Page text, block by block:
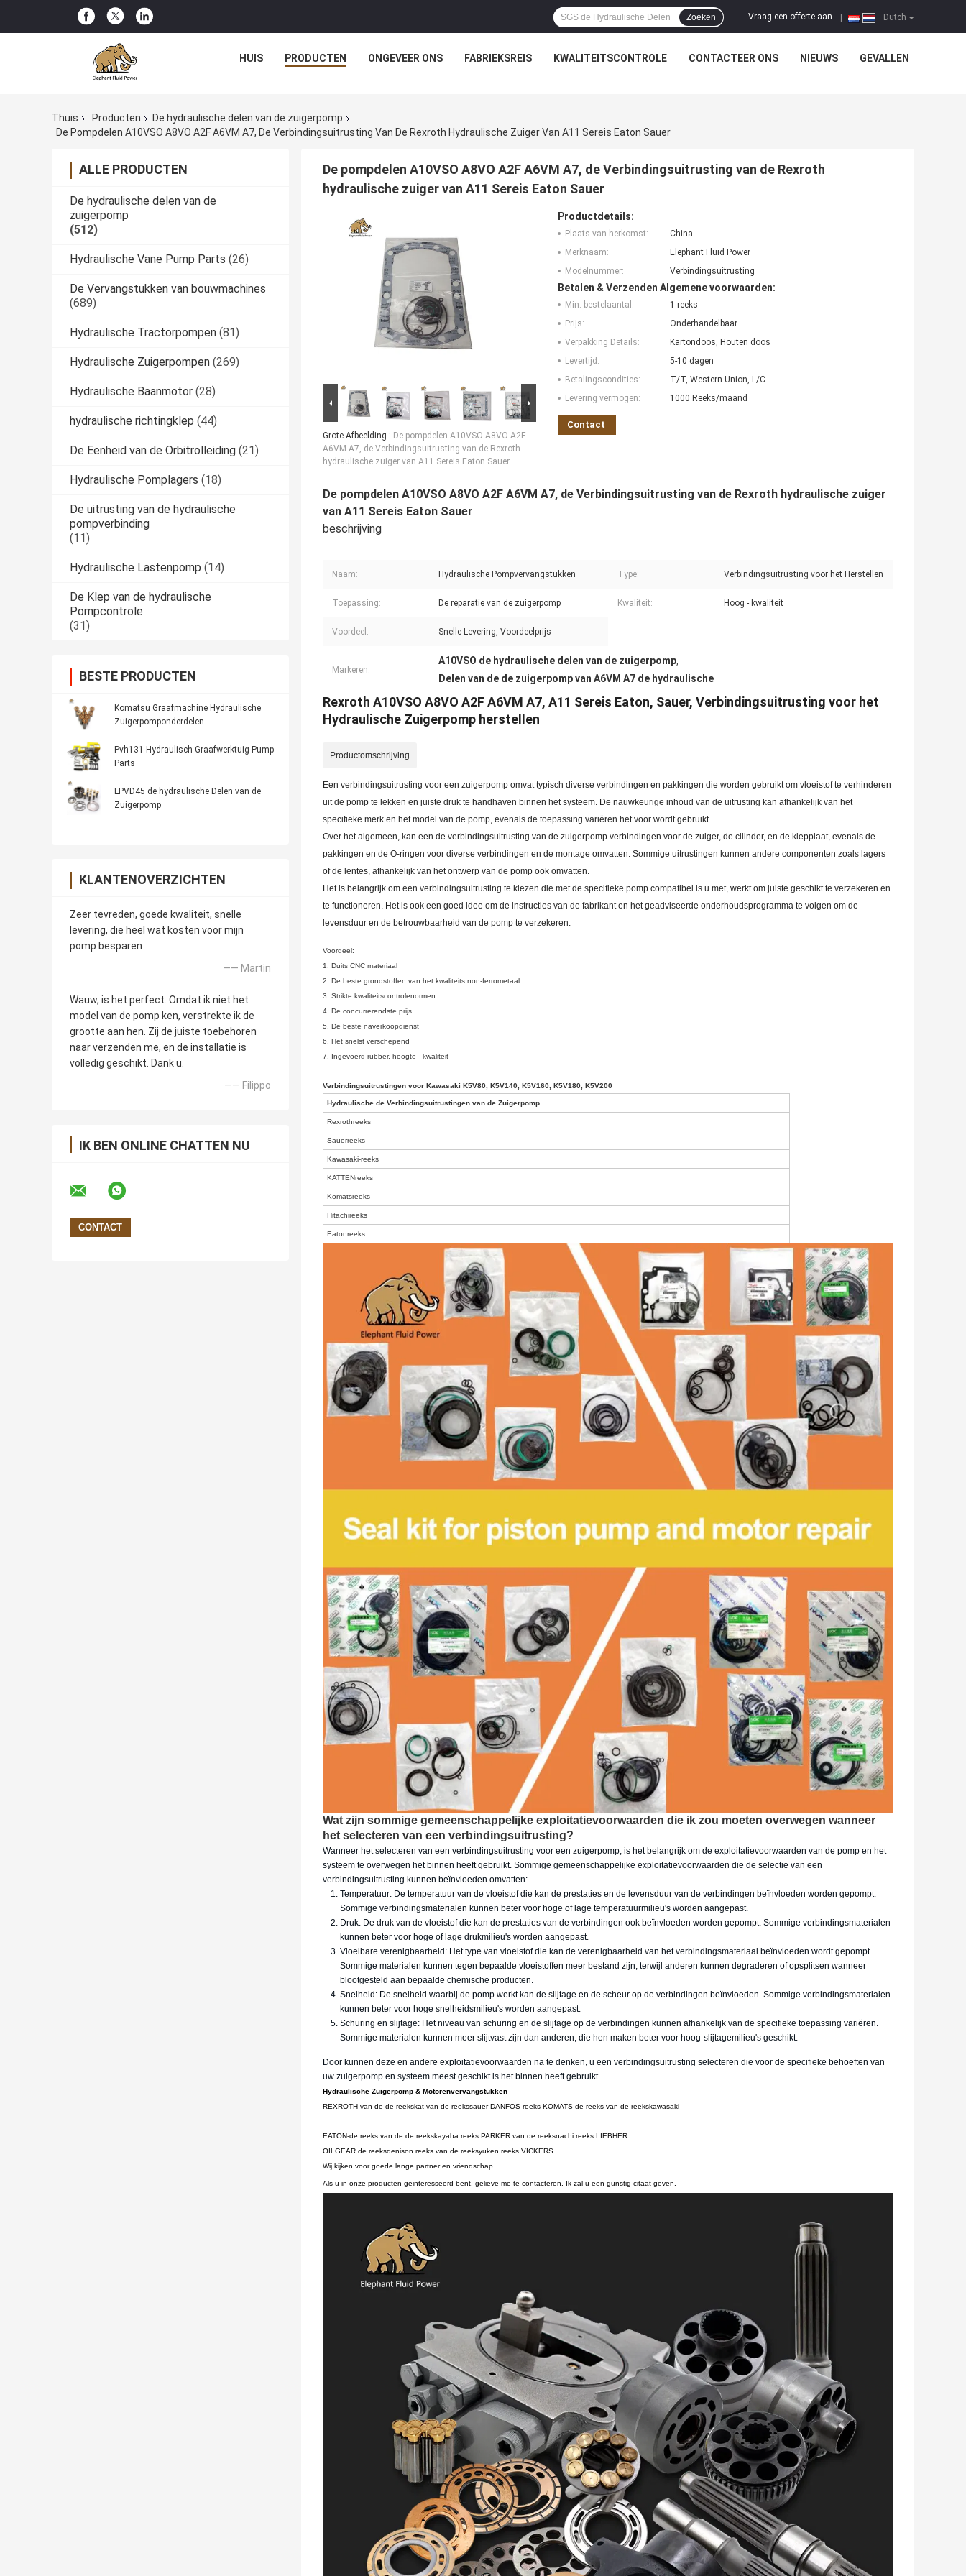
Dutch
Vraag een offerte aan
Zoeken
HUIS PRODUCTEN ONGEVEER ONS FABRIEKSREIS KWALITEITSCONTROLE CONTACTEER ONS NIEUWS GEVALLEN
Thuis Producten
De hydraulische delen van de zuigerpomp
De Pompdelen A10VSO A8VO A2F A6VM A7, De Verbindingsuitrusting Van De Rexroth Hydraulische Zuiger Van A11 Sereis Eaton Sauer
ALLE PRODUCTEN
De hydraulische delen van de
zuigerpomp
(512)
Hydraulische Vane Pump Parts (26)
De Vervangstukken van bouwmachines
(689)
Hydraulische Tractorpompen (81)
Hydraulische Zuigerpompen (269)
Hydraulische Baanmotor (28)
hydraulische richtingklep (44)
De Eenheid van de Orbitrolleiding (21)
Hydraulische Pomplagers (18)
De uitrusting van de hydraulische
pompverbinding
(11)
Hydraulische Lastenpomp (14)
De Klep van de hydraulische
Pompcontrole
(31)
BESTE PRODUCTEN
Komatsu Graafmachine Hydraulische
Zuigerpomponderdelen
Pvh131 Hydraulisch Graafwerktuig Pump
Parts
LPVD45 de hydraulische Delen van de
Zuigerpomp
KLANTENOVERZICHTEN
Zeer tevreden, goede kwaliteit, snelle
levering, die heel wat kosten voor mijn
pomp besparen
—— Martin
Wauw, is het perfect. Omdat ik niet het
model van de pomp ken, verstrekte ik de
grootte aan hen. Zij de juiste toebehoren
naar verzenden me, en de installatie is
volledig geschikt. Dank u.
—— Filippo
IK BEN ONLINE CHATTEN NU
De pompdelen A10VSO A8VO A2F A6VM A7, de Verbindingsuitrusting van de Rexroth
hydraulische zuiger van A11 Sereis Eaton Sauer
Grote Afbeelding : De pompdelen A10VSO A8VO A2F
A6VM A7, de Verbindingsuitrusting van de Rexroth
hydraulische zuiger van A11 Sereis Eaton Sauer
Productdetails:
Plaats van herkomst:
China
Merknaam:
Elephant Fluid Power
Modelnummer:
Verbindingsuitrusting
Betalen & Verzenden Algemene voorwaarden:
Min. bestelaantal:
1 reeks
Prijs:
Onderhandelbaar
Verpakking Details:
Kartondoos, Houten doos
Levertijd:
5-10 dagen
Betalingscondities:
T/T, Western Union, L/C
Levering vermogen:
1000 Reeks/maand
Contact
De pompdelen A10VSO A8VO A2F A6VM A7, de Verbindingsuitrusting van de Rexroth hydraulische zuiger
van A11 Sereis Eaton Sauer
beschrijving
Naam: Hydraulische Pompvervangstukken Type: Verbindingsuitrusting voor het Herstellen
Toepassing: De reparatie van de zuigerpomp Kwaliteit: Hoog - kwaliteit
Voordeel: Snelle Levering, Voordeelprijs
Markeren:
A10VSO de hydraulische delen van de zuigerpomp
Delen van de de zuigerpomp van A6VM A7 de hydraulische
Rexroth A10VSO A8VO A2F A6VM A7, A11 Sereis Eaton, Sauer, Verbindingsuitrusting voor het
Hydraulische Zuigerpomp herstellen
Productomschrijving
Een verbindingsuitrusting voor een zuigerpomp omvat typisch diverse verbindingen en pakkingen die worden gebruikt om vloeistof te verhinderen
uit de pomp te lekken en juiste druk te handhaven binnen het systeem. De nauwkeurige inhoud van de uitrusting kan afhankelijk van het
specifieke merk en het model van de pomp, evenals de toepassing variëren het voor wordt gebruikt.
Over het algemeen, kan een de verbindingsuitrusting van de zuigerpomp verbindingen voor de zuiger, de cilinder, en de klepplaat, evenals de
pakkingen en de O-ringen voor diverse verbindingen en de montage omvatten. Sommige uitrustingen kunnen andere componenten zoals lagers
of de lentes, afhankelijk van het ontwerp van de pomp ook omvatten.
Het is belangrijk om een verbindingsuitrusting te kiezen die met de specifieke pomp compatibel is u met, werkt om juiste geschikt te verzekeren en
te functioneren. Het is ook een goed idee om de instructies van de fabrikant en het geadviseerde onderhoudsprogramma te volgen om de
levensduur en de betrouwbaarheid van de pomp te verzekeren.
Voordeel:
1. Duits CNC materiaal
2. De beste grondstoffen van het kwaliteits non-ferrometaal
3. Strikte kwaliteitscontrolenormen
4. De concurrerendste prijs
5. De beste naverkoopdienst
6. Het snelst verschepend
7. Ingevoerd rubber, hoogte - kwaliteit
Verbindingsuitrustingen voor Kawasaki K5V80, K5V140, K5V160, K5V180, K5V200
Hydraulische de Verbindingsuitrustingen van de Zuigerpomp
Rexrothreeks
Sauerreeks
Kawasaki-reeks
KATTENreeks
Komatsreeks
Hitachireeks
Eatonreeks
Wat zijn sommige gemeenschappelijke exploitatievoorwaarden die ik zou moeten overwegen wanneer
het selecteren van een verbindingsuitrusting?
Wanneer het selecteren van een verbindingsuitrusting voor een zuigerpomp , is het belangrijk om de exploitatievoorwaarden van de pomp en het
systeem te overwegen het binnen heeft gebruikt. Sommige gemeenschappelijke exploitatievoorwaarden die de selectie van een
verbindingsuitrusting kunnen beïnvloeden omvatten:
Temperatuur: De temperatuur van de vloeistof die kan de prestaties en de levensduur van de verbindingen beïnvloeden worden gepompt.
Sommige verbindingsmaterialen kunnen beter voor hoge of lage temperatuurmilieu's worden aangepast.
Druk: De druk van de vloeistof die kan de prestaties van de verbindingen ook beïnvloeden worden gepompt. Sommige verbindingsmaterialen
kunnen beter voor hoge of lage drukmilieu's worden aangepast.
Vloeibare verenigbaarheid: Het type van vloeistof die kan de verenigbaarheid van het verbindingsmateriaal beïnvloeden wordt gepompt.
Sommige materialen kunnen tegen bepaalde vloeistoffen meer bestand zijn, terwijl anderen kunnen degraderen of opsplitsen wanneer
blootgesteld aan bepaalde chemische producten.
Snelheid: De snelheid waarbij de pomp werkt kan de slijtage en de scheur op de verbindingen beïnvloeden. Sommige verbindingsmaterialen
kunnen beter voor hoge snelheidsmilieu's worden aangepast.
Schuring en slijtage: Het niveau van schuring en de slijtage op de verbindingen kunnen afhankelijk van de specifieke toepassing variëren.
Sommige materialen kunnen meer slijtvast zijn dan anderen, die hen maken beter voor hoog-slijtagemilieu's geschikt.
Door kunnen deze en andere exploitatievoorwaarden na te denken, u een verbindingsuitrusting selecteren die voor de specifieke behoeften van
uw zuigerpomp en systeem meest geschikt is het binnen heeft gebruikt.
Hydraulische Zuigerpomp & Motorenvervangstukken
REXROTH van de de reekskat van de reekssauer DANFOS reeks KOMATS de reeks van de reekskawasaki
EATON-de reeks van de de reekskayaba reeks PARKER van de reeksnachi reeks LIEBHER
OILGEAR de reeksdenison reeks van de reeksyuken reeks VICKERS
Wij kijken voor goede lange partner en vriendschap.
Als u in onze producten geinteresseerd bent, gelieve me te contacteren. Ik zal u een gunstig citaat geven.